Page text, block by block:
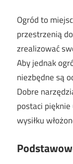
Ogród to
przestrzenią
zrealizować
Aby jednak
niezbędne są
Dobre
postaci
wysiłku